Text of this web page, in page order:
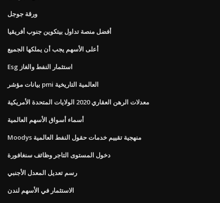
ورقة جوجل
أفضل منصة تداول بيتكوين جنوب أفريقيا
أعلى الأسهم يجب أن يملكها الجميع
Esg استثمار النفط والغاز
بيانات مؤشر pmi العالمية التاريخية
معدلات الرهن العقاري 2020 الولايات المتحدة الأمريكية
أسماء أسواق الأسهم العالمية
Moodys منهجية تقييم خدمات حقول النفط العالمية
دخول المستوى التاجر وظائف سنغافورة
رسم تعديل المعدل الأجنبي
الاستثمار في الأسهم لندن